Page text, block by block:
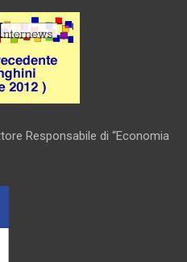
Responsabile di “Economia